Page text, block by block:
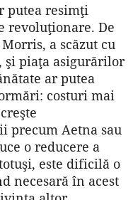
putea resimţi
revoluţionare. De
a scăzut cu
şi piaţa asigurărilor
ar putea
costuri mai
precum Aetna sau
o reducere a
este dificilă o
necesară în acest